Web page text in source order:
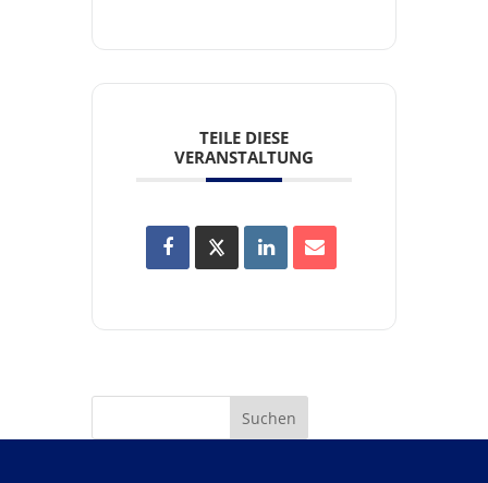
TEILE DIESE
VERANSTALTUNG